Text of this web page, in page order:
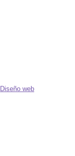
Diseño web